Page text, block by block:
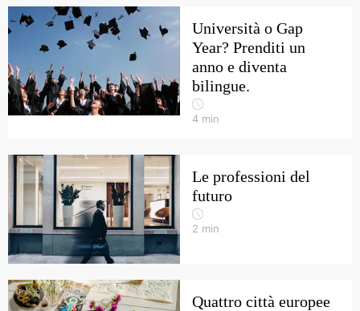
Università o Gap
Year? Prenditi un
anno e diventa
bilingue.
4 min
Le professioni del
futuro
2 min
Quattro città europee